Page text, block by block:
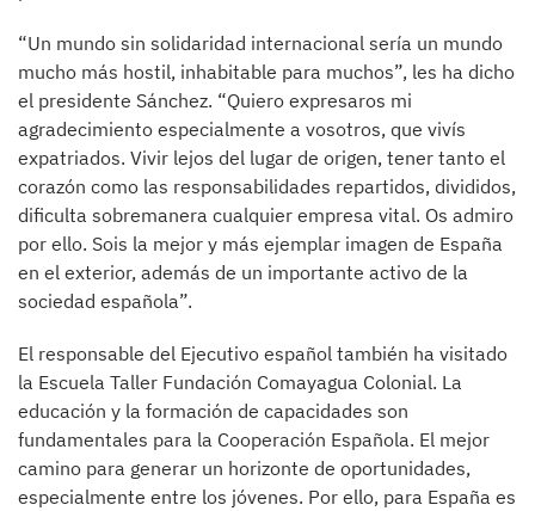
“Un mundo sin solidaridad internacional sería un mundo
mucho más hostil, inhabitable para muchos”, les ha dicho
el presidente Sánchez. “Quiero expresaros mi
agradecimiento especialmente a vosotros, que vivís
expatriados. Vivir lejos del lugar de origen, tener tanto el
corazón como las responsabilidades repartidos, divididos,
dificulta sobremanera cualquier empresa vital. Os admiro
por ello. Sois la mejor y más ejemplar imagen de España
en el exterior, además de un importante activo de la
sociedad española”.
El responsable del Ejecutivo español también ha visitado
la Escuela Taller Fundación Comayagua Colonial. La
educación y la formación de capacidades son
fundamentales para la Cooperación Española. El mejor
camino para generar un horizonte de oportunidades,
especialmente entre los jóvenes. Por ello, para España es